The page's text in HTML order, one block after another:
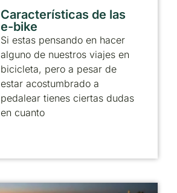
Características de las
e-bike
Si estas pensando en hacer
alguno de nuestros viajes en
bicicleta, pero a pesar de
estar acostumbrado a
pedalear tienes ciertas dudas
en cuanto